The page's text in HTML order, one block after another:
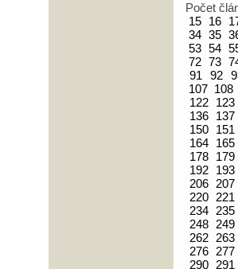
Počet
15 16
34 35
53 54
72 73
91
92
107 108
122
123
136
137
150
151
164
165
178
179
192
193
206 207
220
221
234
235
248
249
262
263
276
277
290
291